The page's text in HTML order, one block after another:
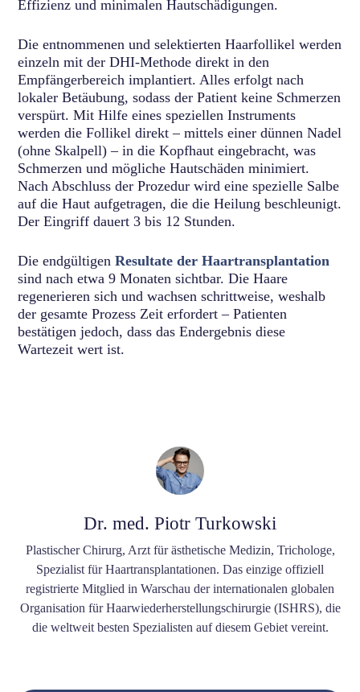
Effizienz und minimalen Hautschädigungen.
Die entnommenen und selektierten Haarfollikel werden
einzeln mit der DHI-Methode direkt in den
Empfängerbereich implantiert. Alles erfolgt nach
lokaler Betäubung, sodass der Patient keine Schmerzen
verspürt. Mit Hilfe eines speziellen Instruments
werden die Follikel direkt – mittels einer dünnen Nadel
(ohne Skalpell) – in die Kopfhaut eingebracht, was
Schmerzen und mögliche Hautschäden minimiert.
Nach Abschluss der Prozedur wird eine spezielle Salbe
auf die Haut aufgetragen, die die Heilung beschleunigt.
Der Eingriff dauert 3 bis 12 Stunden.
Die endgültigenResultate der Haartransplantation
sind nach etwa 9 Monaten sichtbar. Die Haare
regenerieren sich und wachsen schrittweise, weshalb
der gesamte Prozess Zeit erfordert – Patienten
bestätigen jedoch, dass das Endergebnis diese
Wartezeit wert ist.
Dr. med. Piotr Turkowski
Plastischer Chirurg, Arzt für ästhetische Medizin, Trichologe,
Spezialist für Haartransplantationen. Das einzige offiziell
registrierte Mitglied in Warschau der internationalen globalen
Organisation für Haarwiederherstellungschirurgie (ISHRS), die
die weltweit besten Spezialisten auf diesem Gebiet vereint.